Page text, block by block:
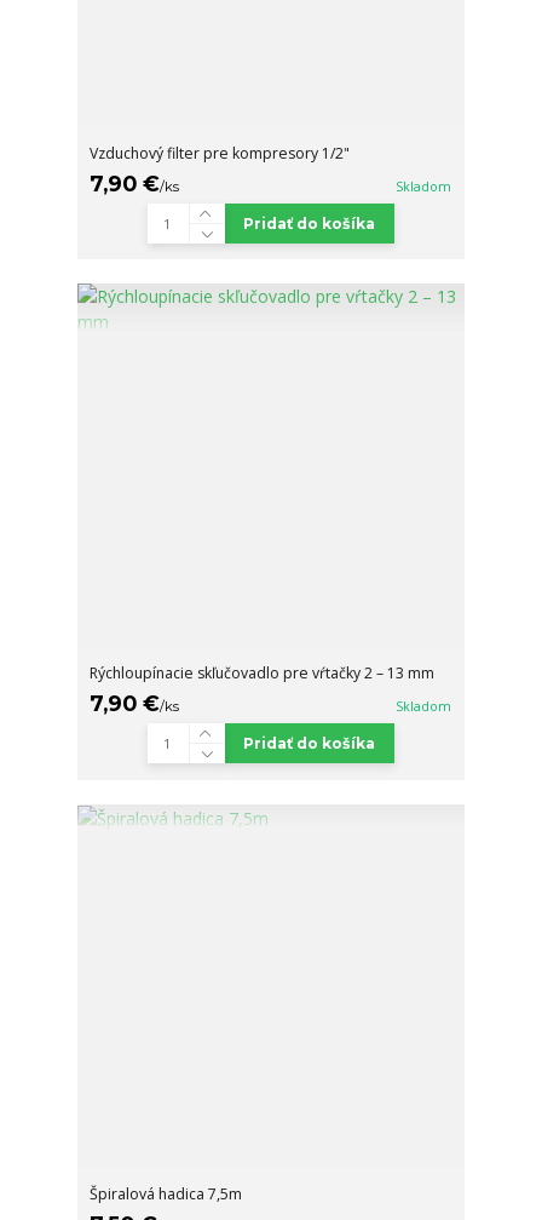
Vzduchový filter pre kompresory 1/2"
7,90 €/ks Skladom
Pridať do košíka
Rýchloupínacie skľučovadlo pre vŕtačky 2 – 13 mm
7,90 €/ks Skladom
Pridať do košíka
Špiralová hadica 7,5m